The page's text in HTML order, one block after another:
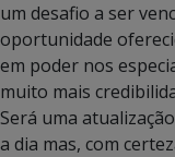
um desafio a ser
oportunidade
em poder nos
muito mais
Será uma
a dia mas, com